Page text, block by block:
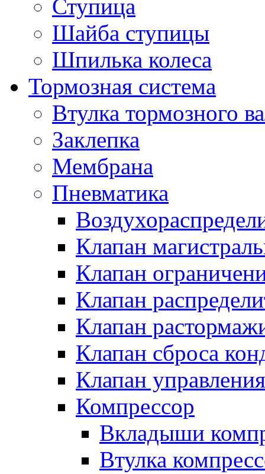
Ступица
Шайба ступицы
Шпилька колеса
Тормозная система
Втулка тормозного
Заклепка
Мембрана
Пневматика
Клапан
Клапан
Клапан
Клапан
Клапан сброса
Клапан управления
Компрессор
Вкладыши
Втулка